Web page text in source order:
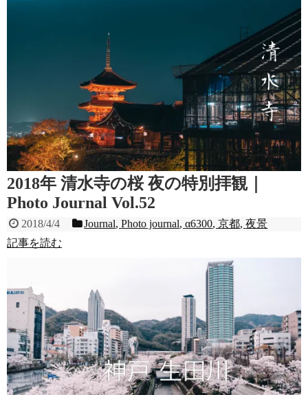
2018年 清水寺の桜 夜の特別拝観｜
Photo Journal Vol.52
2018/4/4 Journal,Photo journal,α6300,京都,夜景
記事を読む